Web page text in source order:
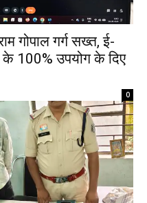
गोपाल गर्ग सख्त, ई-
के 100% उपयोग के दिए
0